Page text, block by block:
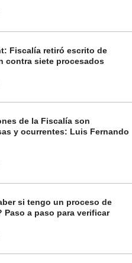
Fiscalía retiró escrito de
contra siete procesados
de la Fiscalía son
y ocurrentes: Luis Fernando
si tengo un proceso de
Paso a paso para verificar